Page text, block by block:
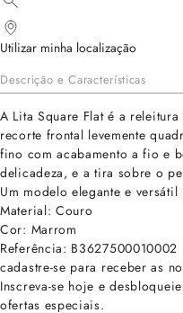
Utilizar minha localização
Descrição e Características
A Lita Square Flat é a
recorte frontal levemente
fino com acabamento a fio e
delicadeza, e a tira sobre o
Um modelo elegante e
Material: Couro
Cor: Marrom
Referência: B3627500010002
cadastre-se para receber as
Inscreva-se hoje e
ofertas especiais.